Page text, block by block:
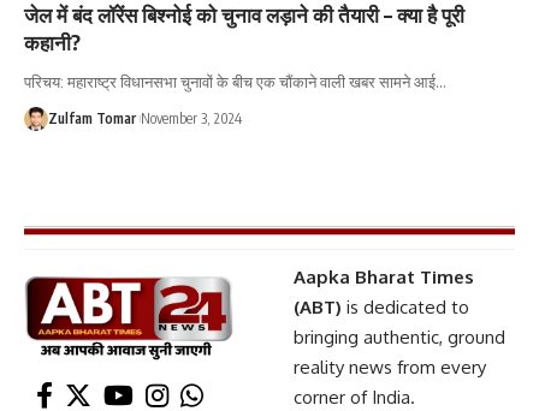
जेल में बंद लॉरेंस बिश्नोई को चुनाव लड़ाने की तैयारी – क्या है पूरी
कहानी?
परिचय: महाराष्ट्र विधानसभा चुनावों के बीच एक चौंकाने वाली खबर सामने आई…
Zulfam Tomar November 3, 2024
Aapka Bharat Times
(ABT) is dedicated to
bringing authentic, ground
reality news from every
corner of India.